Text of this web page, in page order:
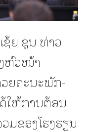
ຊ້ຍ ຊຸ່ນ ທ່າວ
ຫົວໜ້າ
ຍຄະນະພັກ-
ໃຫ້ການຕ້ອນ
ມຂອງໂຮງຮຽນ